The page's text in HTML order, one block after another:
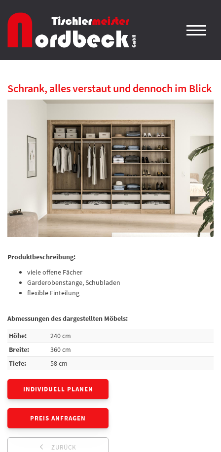
Schrank, alles verstaut und dennoch im Blick
Produktbeschreibung:
viele offene Fächer
Garderobenstange, Schubladen
flexible Einteilung
Abmessungen des dargestellten Möbels:
Höhe:
240 cm
Breite:
360 cm
Tiefe:
58 cm
INDIVIDUELL PLANEN
PREIS ANFRAGEN
ZURÜCK